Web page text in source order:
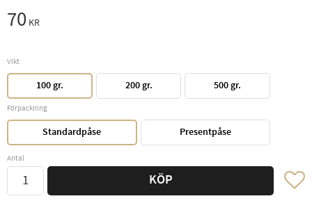
70 KR
Vikt
100 gr. 200 gr. 500 gr.
Förpackning
Standardpåse Presentpåse
Antal
KÖP Lägg